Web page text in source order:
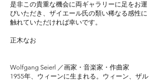
是非この貴重な機会に両ギャラリーに足をお運
びいただき、ザイエール氏の類い稀なる感性に
触れていただければ幸いです。
正木なお
Wolfgang Seierl ／画家・音楽家・作曲家
1955年、ウィーンに生まれる。ウィーン、ザル